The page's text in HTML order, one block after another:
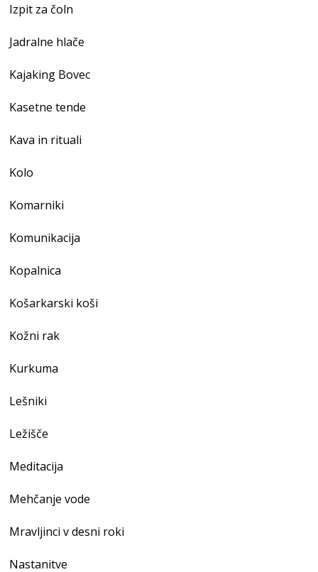
Izpit za čoln
Jadralne hlače
Kajaking Bovec
Kasetne tende
Kava in rituali
Kolo
Komarniki
Komunikacija
Kopalnica
Košarkarski koši
Kožni rak
Kurkuma
Lešniki
Ležišče
Meditacija
Mehčanje vode
Mravljinci v desni roki
Nastanitve